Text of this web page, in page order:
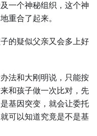
⼀个神秘组织，这个神
重合了起来。
的疑似父亲又会多上好
法和⼤刚明说，只能按
和孩子做⼀次比对，先
基因突变，就会让委托
可以知道究竟是不是基